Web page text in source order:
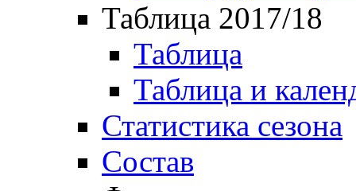
Таблица 2017/18
Таблица
Таблица и
Статистика сезона
Состав